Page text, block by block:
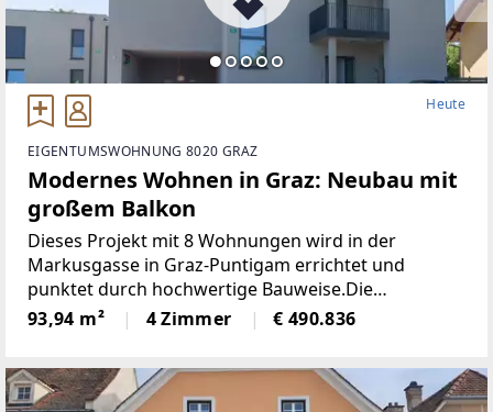
Heute
EIGENTUMSWOHNUNG 8020 GRAZ
Modernes Wohnen in Graz: Neubau mit
großem Balkon
Dieses Projekt mit 8 Wohnungen wird in der
Markusgasse in Graz-Puntigam errichtet und
punktet durch hochwertige Bauweise.Die
Grundrisse der einzelnen Wohnungen - zwischen
rund 63 und 127 Quadratmeter - sind optimal
93,94 m² 4 Zimmer € 490.836